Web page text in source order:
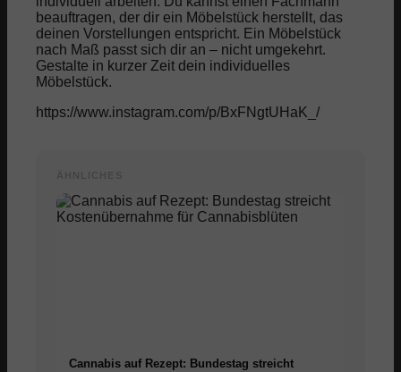
beauftragen, der dir ein Möbelstück herstellt, das
deinen Vorstellungen entspricht. Ein Möbelstück
nach Maß passt sich dir an – nicht umgekehrt.
Gestalte in kurzer Zeit dein individuelles
Möbelstück.
https://www.instagram.com/p/BxFNgtUHaK_/
Cannabis auf Rezept: Bundestag streicht